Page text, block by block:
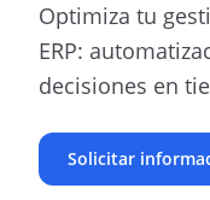
Optimiza tu
ERP:
decisiones en
Solicitar